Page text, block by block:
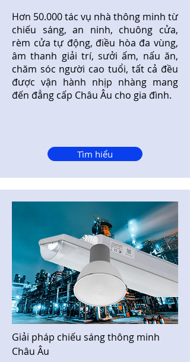
Hơn 50.000 tác vụ nhà thông minh từ
chiếu sáng, an ninh, chuông cửa,
rèm cửa tự động, điều hòa đa vùng,
âm thanh giải trí, sưởi ấm, nấu ăn,
chăm sóc người cao tuổi, tất cả đều
được vận hành nhịp nhàng mang
đến đẳng cấp Châu Âu cho gia đình.
Tìm hiểu
Giải pháp chiếu sáng thông minh
Châu Âu